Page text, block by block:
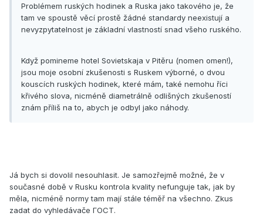
Problémem ruských hodinek a Ruska jako takového je, že
tam ve spoustě věcí prostě žádné standardy neexistují a
nevyzpytatelnost je základní vlastností snad všeho ruského.
Když pomineme hotel Sovietskaja v Pitěru (nomen omen!),
jsou moje osobní zkušenosti s Ruskem výborné, o dvou
kouscích ruských hodinek, které mám, také nemohu říci
křivého slova, nicméně diametrálně odlišných zkušeností
znám příliš na to, abych je odbyl jako náhody.
Já bych si dovolil nesouhlasit. Je samozřejmě možné, že v
současné době v Rusku kontrola kvality nefunguje tak, jak by
měla, nicméně normy tam mají stále téměř na všechno. Zkus
zadat do vyhledávače ГОСТ.